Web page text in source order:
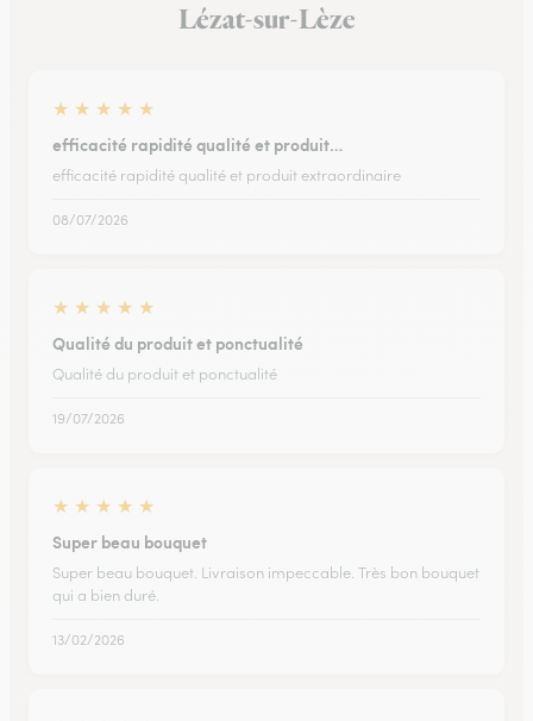
Lézat-sur-Lèze
★ ★ ★ ★ ★
efficacité rapidité qualité et produit…
efficacité rapidité qualité et produit extraordinaire
08/07/2026
★ ★ ★ ★ ★
Qualité du produit et ponctualité
Qualité du produit et ponctualité
19/07/2026
★ ★ ★ ★ ★
Super beau bouquet
Super beau bouquet. Livraison impeccable. Très bon bouquet
qui a bien duré.
13/02/2026